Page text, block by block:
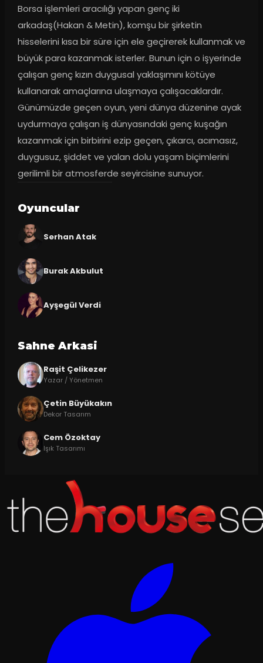
Borsa işlemleri aracılığı yapan genç iki
arkadaş(Hakan & Metin), komşu bir şirketin
hisselerini kısa bir süre için ele geçirerek kullanmak ve
büyük para kazanmak isterler. Bunun için o işyerinde
çalışan genç kızın duygusal yaklaşımını kötüye
kullanarak amaçlarına ulaşmaya çalışacaklardır.
Günümüzde geçen oyun, yeni dünya düzenine ayak
uydurmaya çalışan iş dünyasındaki genç kuşağın
kazanmak için birbirini ezip geçen, çıkarcı, acımasız,
duygusuz, şiddet ve yalan dolu yaşam biçimlerini
gerilimli bir atmosferde seyircisine sunuyor.
Oyuncular
Serhan Atak
Burak Akbulut
Ayşegül Verdi
Sahne Arkasi
Raşit Çelikezer
Yazar / Yönetmen
Çetin Büyükakın
Dekor Tasarım
Cem Özoktay
Işık Tasarımı